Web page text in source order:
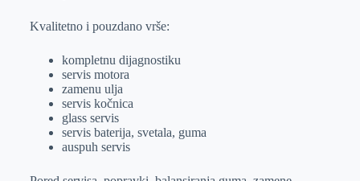
Kvalitetno i pouzdano vrše:
kompletnu dijagnostiku
servis motora
zamenu ulja
servis kočnica
glass servis
servis baterija, svetala, guma
auspuh servis